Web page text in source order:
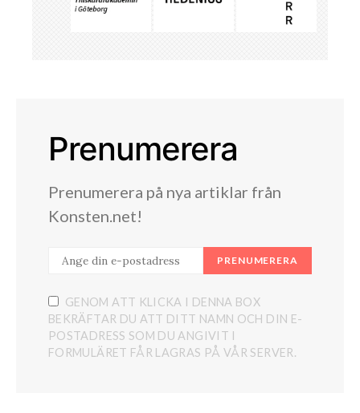
Prenumerera
Prenumerera på nya artiklar från
Konsten.net!
PRENUMERERA
GENOM ATT KLICKA I DENNA BOX
BEKRÄFTAR DU ATT DITT NAMN OCH DIN E-
POSTADRESS SOM DU ANGIVIT I
FORMULÄRET FÅR LAGRAS PÅ VÅR SERVER.